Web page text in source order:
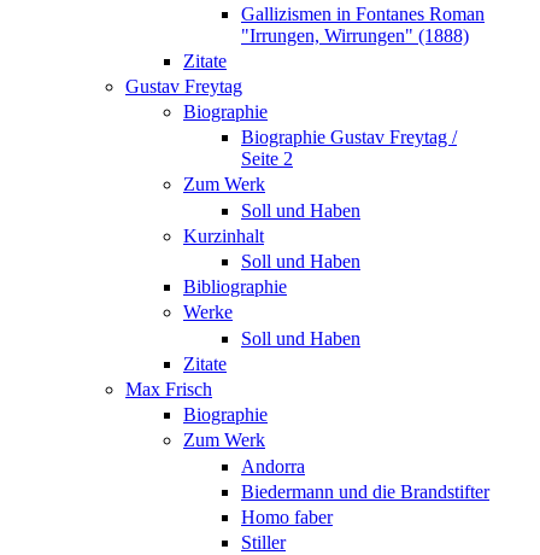
Gallizismen in Fontanes Roman
"Irrungen, Wirrungen" (1888)
Zitate
Gustav Freytag
Biographie
Biographie Gustav Freytag /
Seite 2
Zum Werk
Soll und Haben
Kurzinhalt
Soll und Haben
Bibliographie
Werke
Soll und Haben
Zitate
Max Frisch
Biographie
Zum Werk
Andorra
Biedermann und die Brandstifter
Homo faber
Stiller